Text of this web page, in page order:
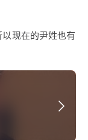
现在的尹姓也有